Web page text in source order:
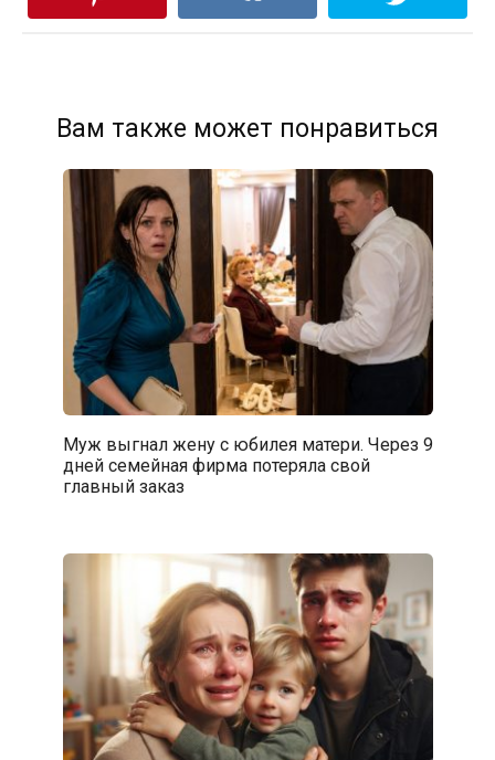
Вам также может понравиться
Муж выгнал жену с юбилея матери. Через 9
дней семейная фирма потеряла свой
главный заказ